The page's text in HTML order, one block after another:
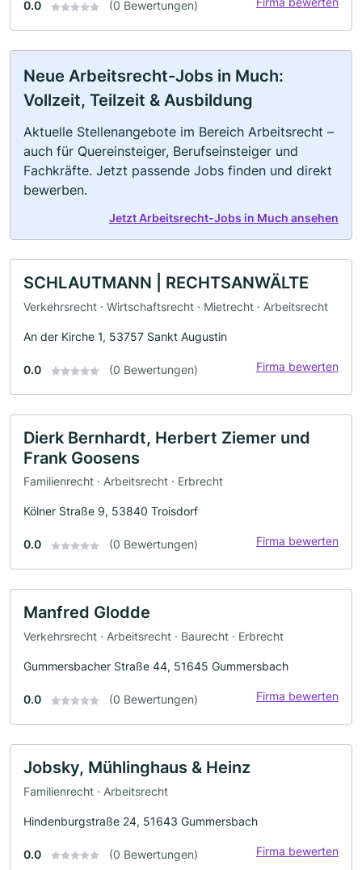
0.0 (0 Bewertungen)
Neue Arbeitsrecht-Jobs in Much:
Vollzeit, Teilzeit & Ausbildung
Aktuelle Stellenangebote im Bereich Arbeitsrecht –
auch für Quereinsteiger, Berufseinsteiger und
Fachkräfte. Jetzt passende Jobs finden und direkt
bewerben.
Jetzt Arbeitsrecht-Jobs in Much ansehen
SCHLAUTMANN | RECHTSANWÄLTE
Verkehrsrecht · Wirtschaftsrecht · Mietrecht · Arbeitsrecht
An der Kirche 1, 53757 Sankt Augustin
0.0 (0 Bewertungen) Firma bewerten
Dierk Bernhardt, Herbert Ziemer und
Frank Goosens
Familienrecht · Arbeitsrecht · Erbrecht
Kölner Straße 9, 53840 Troisdorf
0.0 (0 Bewertungen) Firma bewerten
Manfred Glodde
Verkehrsrecht · Arbeitsrecht · Baurecht · Erbrecht
Gummersbacher Straße 44, 51645 Gummersbach
0.0 (0 Bewertungen) Firma bewerten
Jobsky, Mühlinghaus & Heinz
Familienrecht · Arbeitsrecht
Hindenburgstraße 24, 51643 Gummersbach
0.0 (0 Bewertungen) Firma bewerten